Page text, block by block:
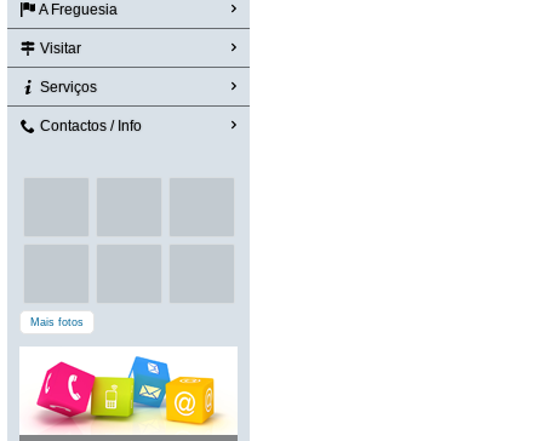
A Freguesia
Visitar
Serviços
Contactos / Info
Mais fotos